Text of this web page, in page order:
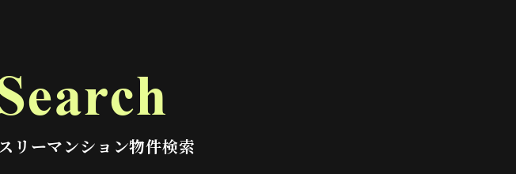
リーマンション物件検索